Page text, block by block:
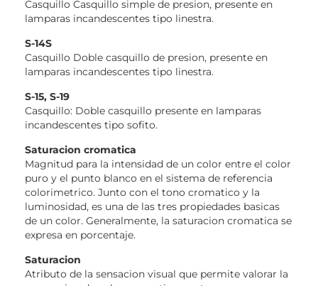
Casquillo Casquillo simple de presion, presente en
lamparas incandescentes tipo linestra.
S-14S
Casquillo Doble casquillo de presion, presente en
lamparas incandescentes tipo linestra.
S-15, S-19
Casquillo: Doble casquillo presente en lamparas
incandescentes tipo sofito.
Saturacion cromatica
Magnitud para la intensidad de un color entre el color
puro y el punto blanco en el sistema de referencia
colorimetrico. Junto con el tono cromatico y la
luminosidad, es una de las tres propiedades basicas
de un color. Generalmente, la saturacion cromatica se
expresa en porcentaje.
Saturacion
Atributo de la sensacion visual que permite valorar la